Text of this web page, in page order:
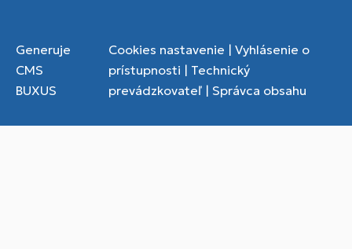
Generuje
CMS
BUXUS
Cookies nastavenie | Vyhlásenie o
prístupnosti | Technický
prevádzkovateľ | Správca obsahu